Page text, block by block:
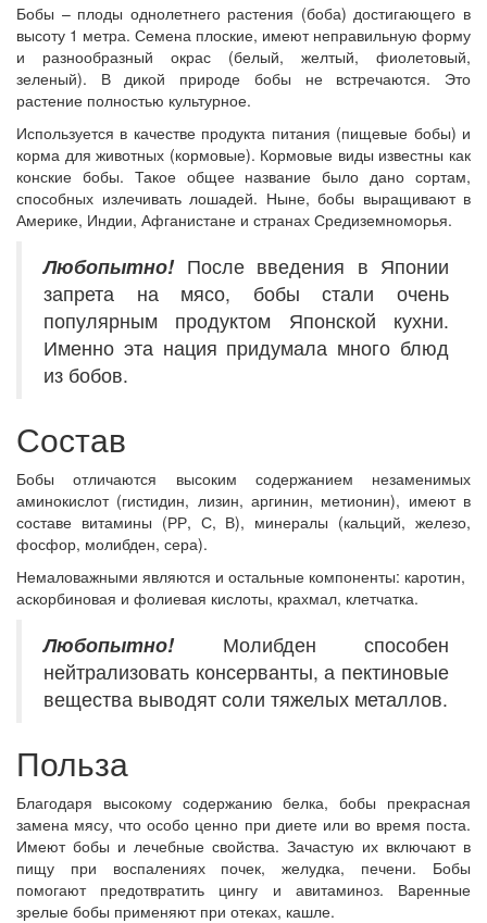
Бобы – плоды однолетнего растения (боба) достигающего в
высоту 1 метра. Семена плоские, имеют неправильную форму
и разнообразный окрас (белый, желтый, фиолетовый,
зеленый). В дикой природе бобы не встречаются. Это
растение полностью культурное.
Используется в качестве продукта питания (пищевые бобы) и
корма для животных (кормовые). Кормовые виды известны как
конские бобы. Такое общее название было дано сортам,
способных излечивать лошадей. Ныне, бобы выращивают в
Америке, Индии, Афганистане и странах Средиземноморья.
Любопытно!После введения в Японии
запрета на мясо, бобы стали очень
популярным продуктом Японской кухни.
Именно эта нация придумала много блюд
из бобов.
Состав
Бобы отличаются высоким содержанием незаменимых
аминокислот (гистидин, лизин, аргинин, метионин), имеют в
составе витамины (РР, С, В), минералы (кальций, железо,
фосфор, молибден, сера).
Немаловажными являются и остальные компоненты: каротин,
аскорбиновая и фолиевая кислоты, крахмал, клетчатка.
Любопытно!Молибден способен
нейтрализовать консерванты, а пектиновые
вещества выводят соли тяжелых металлов.
Польза
Благодаря высокому содержанию белка, бобы прекрасная
замена мясу, что особо ценно при диете или во время поста.
Имеют бобы и лечебные свойства. Зачастую их включают в
пищу при воспалениях почек, желудка, печени. Бобы
помогают предотвратить цингу и авитаминоз. Варенные
зрелые бобы применяют при отеках, кашле.